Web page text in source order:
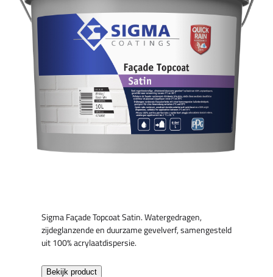
Sigma Façade Topcoat Satin. Watergedragen,
zijdeglanzende en duurzame gevelverf, samengesteld
uit 100% acrylaatdispersie.
Bekijk product